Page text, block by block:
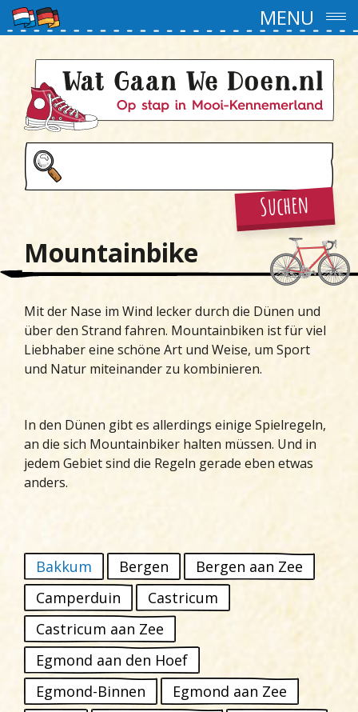
MENU
Suchen
Mountainbike
Mit der Nase im Wind lecker durch die Dünen und
über den Strand fahren. Mountainbiken ist für viel
Liebhaber eine schöne Art und Weise, um Sport
und Natur miteinander zu kombinieren.
In den Dünen gibt es allerdings einige Spielregeln,
an die sich Mountainbiker halten müssen. Und in
jedem Gebiet sind die Regeln gerade eben etwas
anders.
Bakkum Bergen
Bergen aan Zee
Camperduin
Castricum
Castricum aan Zee
Egmond aan den Hoef
Egmond-Binnen
Egmond aan Zee